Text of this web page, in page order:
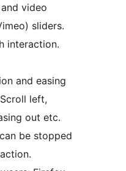
video
sliders.
interaction.
and easing
left,
out etc.
be stopped